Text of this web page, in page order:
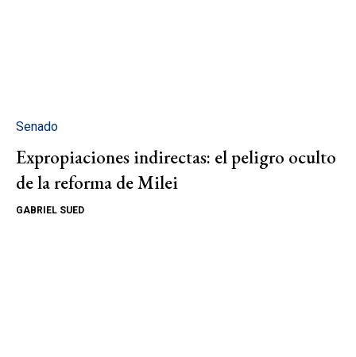
Senado
Expropiaciones indirectas: el peligro oculto
de la reforma de Milei
GABRIEL SUED